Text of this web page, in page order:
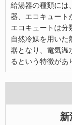
給湯器の種類には
器、エコキュート
エコキュートは分
自然冷媒を用いた
器となり、電気温
るという特徴があ
新